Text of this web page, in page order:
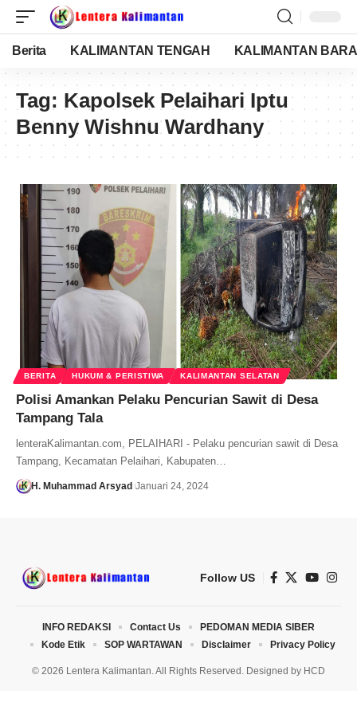
Berita KALIMANTAN TENGAH KALIMANTAN
Tag: Kapolsek Pelaihari Iptu
Benny Wishnu Wardhany
BERITA HUKUM & PERISTIWA KALIMANTAN SELATAN
Polisi Amankan Pelaku Pencurian Sawit di Desa
Tampang Tala
lenteraKalimantan.com, PELAIHARI - Pelaku pencurian sawit di Desa
Tampang, Kecamatan Pelaihari, Kabupaten…
H. Muhammad Arsyad Januari 24, 2024
Follow US
© 2026 Lentera Kalimantan. All Rights Reserved. Designed by HCD
INFO REDAKSI Contact Us
PEDOMAN MEDIA SIBER
Kode Etik
SOP WARTAWAN Disclaimer Privacy Policy